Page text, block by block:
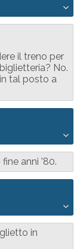
il treno per
No.
tal posto a
anni '80.
in